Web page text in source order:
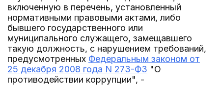
включенную в перечень, установленный
нормативными правовыми актами, либо
бывшего государственного или
муниципального служащего, замещавшего
такую должность, с нарушением требований,
предусмотренных Федеральным законом от
25 декабря 2008 года N 273-ФЗ "О
противодействии коррупции", -